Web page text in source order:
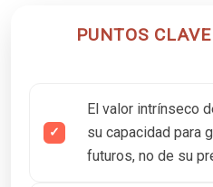
PUNTOS
El valor intrínseco
su capacidad para
futuros, no de su